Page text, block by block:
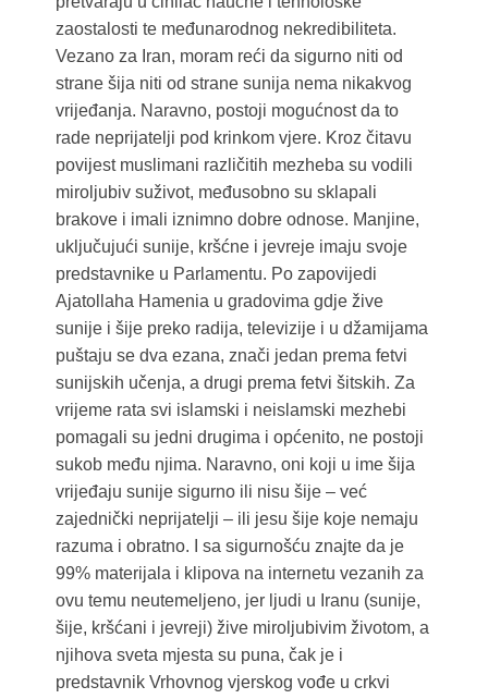
zaostalosti te međunarodnog nekredibiliteta.
Vezano za Iran, moram reći da sigurno niti od
strane šija niti od strane sunija nema nikakvog
vrijeđanja. Naravno, postoji mogućnost da to
rade neprijatelji pod krinkom vjere. Kroz čitavu
povijest muslimani različitih mezheba su vodili
miroljubiv suživot, međusobno su sklapali
brakove i imali iznimno dobre odnose. Manjine,
uključujući sunije, kršćne i jevreje imaju svoje
predstavnike u Parlamentu. Po zapovijedi
Ajatollaha Hamenia u gradovima gdje žive
sunije i šije preko radija, televizije i u džamijama
puštaju se dva ezana, znači jedan prema fetvi
sunijskih učenja, a drugi prema fetvi šitskih. Za
vrijeme rata svi islamski i neislamski mezhebi
pomagali su jedni drugima i općenito, ne postoji
sukob među njima. Naravno, oni koji u ime šija
vrijeđaju sunije sigurno ili nisu šije – već
zajednički neprijatelji – ili jesu šije koje nemaju
razuma i obratno. I sa sigurnošću znajte da je
99% materijala i klipova na internetu vezanih za
ovu temu neutemeljeno, jer ljudi u Iranu (sunije,
šije, kršćani i jevreji) žive miroljubivim životom, a
njihova sveta mjesta su puna, čak je i
predstavnik Vrhovnog vjerskog vođe u crkvi